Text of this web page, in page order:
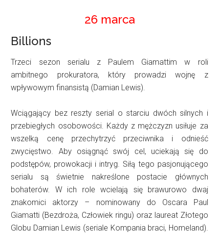
26 marca
Billions
Trzeci sezon serialu z Paulem Giamattim w roli
ambitnego prokuratora, który prowadzi wojnę z
wpływowym finansistą (Damian Lewis).
Wciągający bez reszty serial o starciu dwóch silnych i
przebiegłych osobowości. Każdy z mężczyzn usiłuje za
wszelką cenę przechytrzyć przeciwnika i odnieść
zwycięstwo. Aby osiągnąć swój cel, uciekają się do
podstępów, prowokacji i intryg. Siłą tego pasjonującego
serialu są świetnie nakreślone postacie głównych
bohaterów. W ich role wcielają się brawurowo dwaj
znakomici aktorzy – nominowany do Oscara Paul
Giamatti (Bezdroża, Człowiek ringu) oraz laureat Złotego
Globu Damian Lewis (seriale Kompania braci, Homeland).